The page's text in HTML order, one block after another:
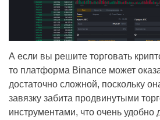
А если вы решите торговать
то платформа Binance может
достаточно сложной, поскольку
завязку забита продвинутыми
инструментами, что очень удобно